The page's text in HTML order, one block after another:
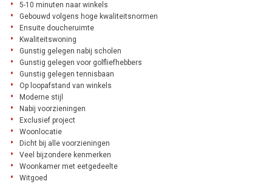
5-10 minuten naar winkels
Gebouwd volgens hoge kwaliteitsnormen
Ensuite doucheruimte
Kwaliteitswoning
Gunstig gelegen nabij scholen
Gunstig gelegen voor golfliefhebbers
Gunstig gelegen tennisbaan
Op loopafstand van winkels
Moderne stijl
Nabij voorzieningen
Exclusief project
Woonlocatie
Dicht bij alle voorzieningen
Veel bijzondere kenmerken
Woonkamer met eetgedeelte
Witgoed